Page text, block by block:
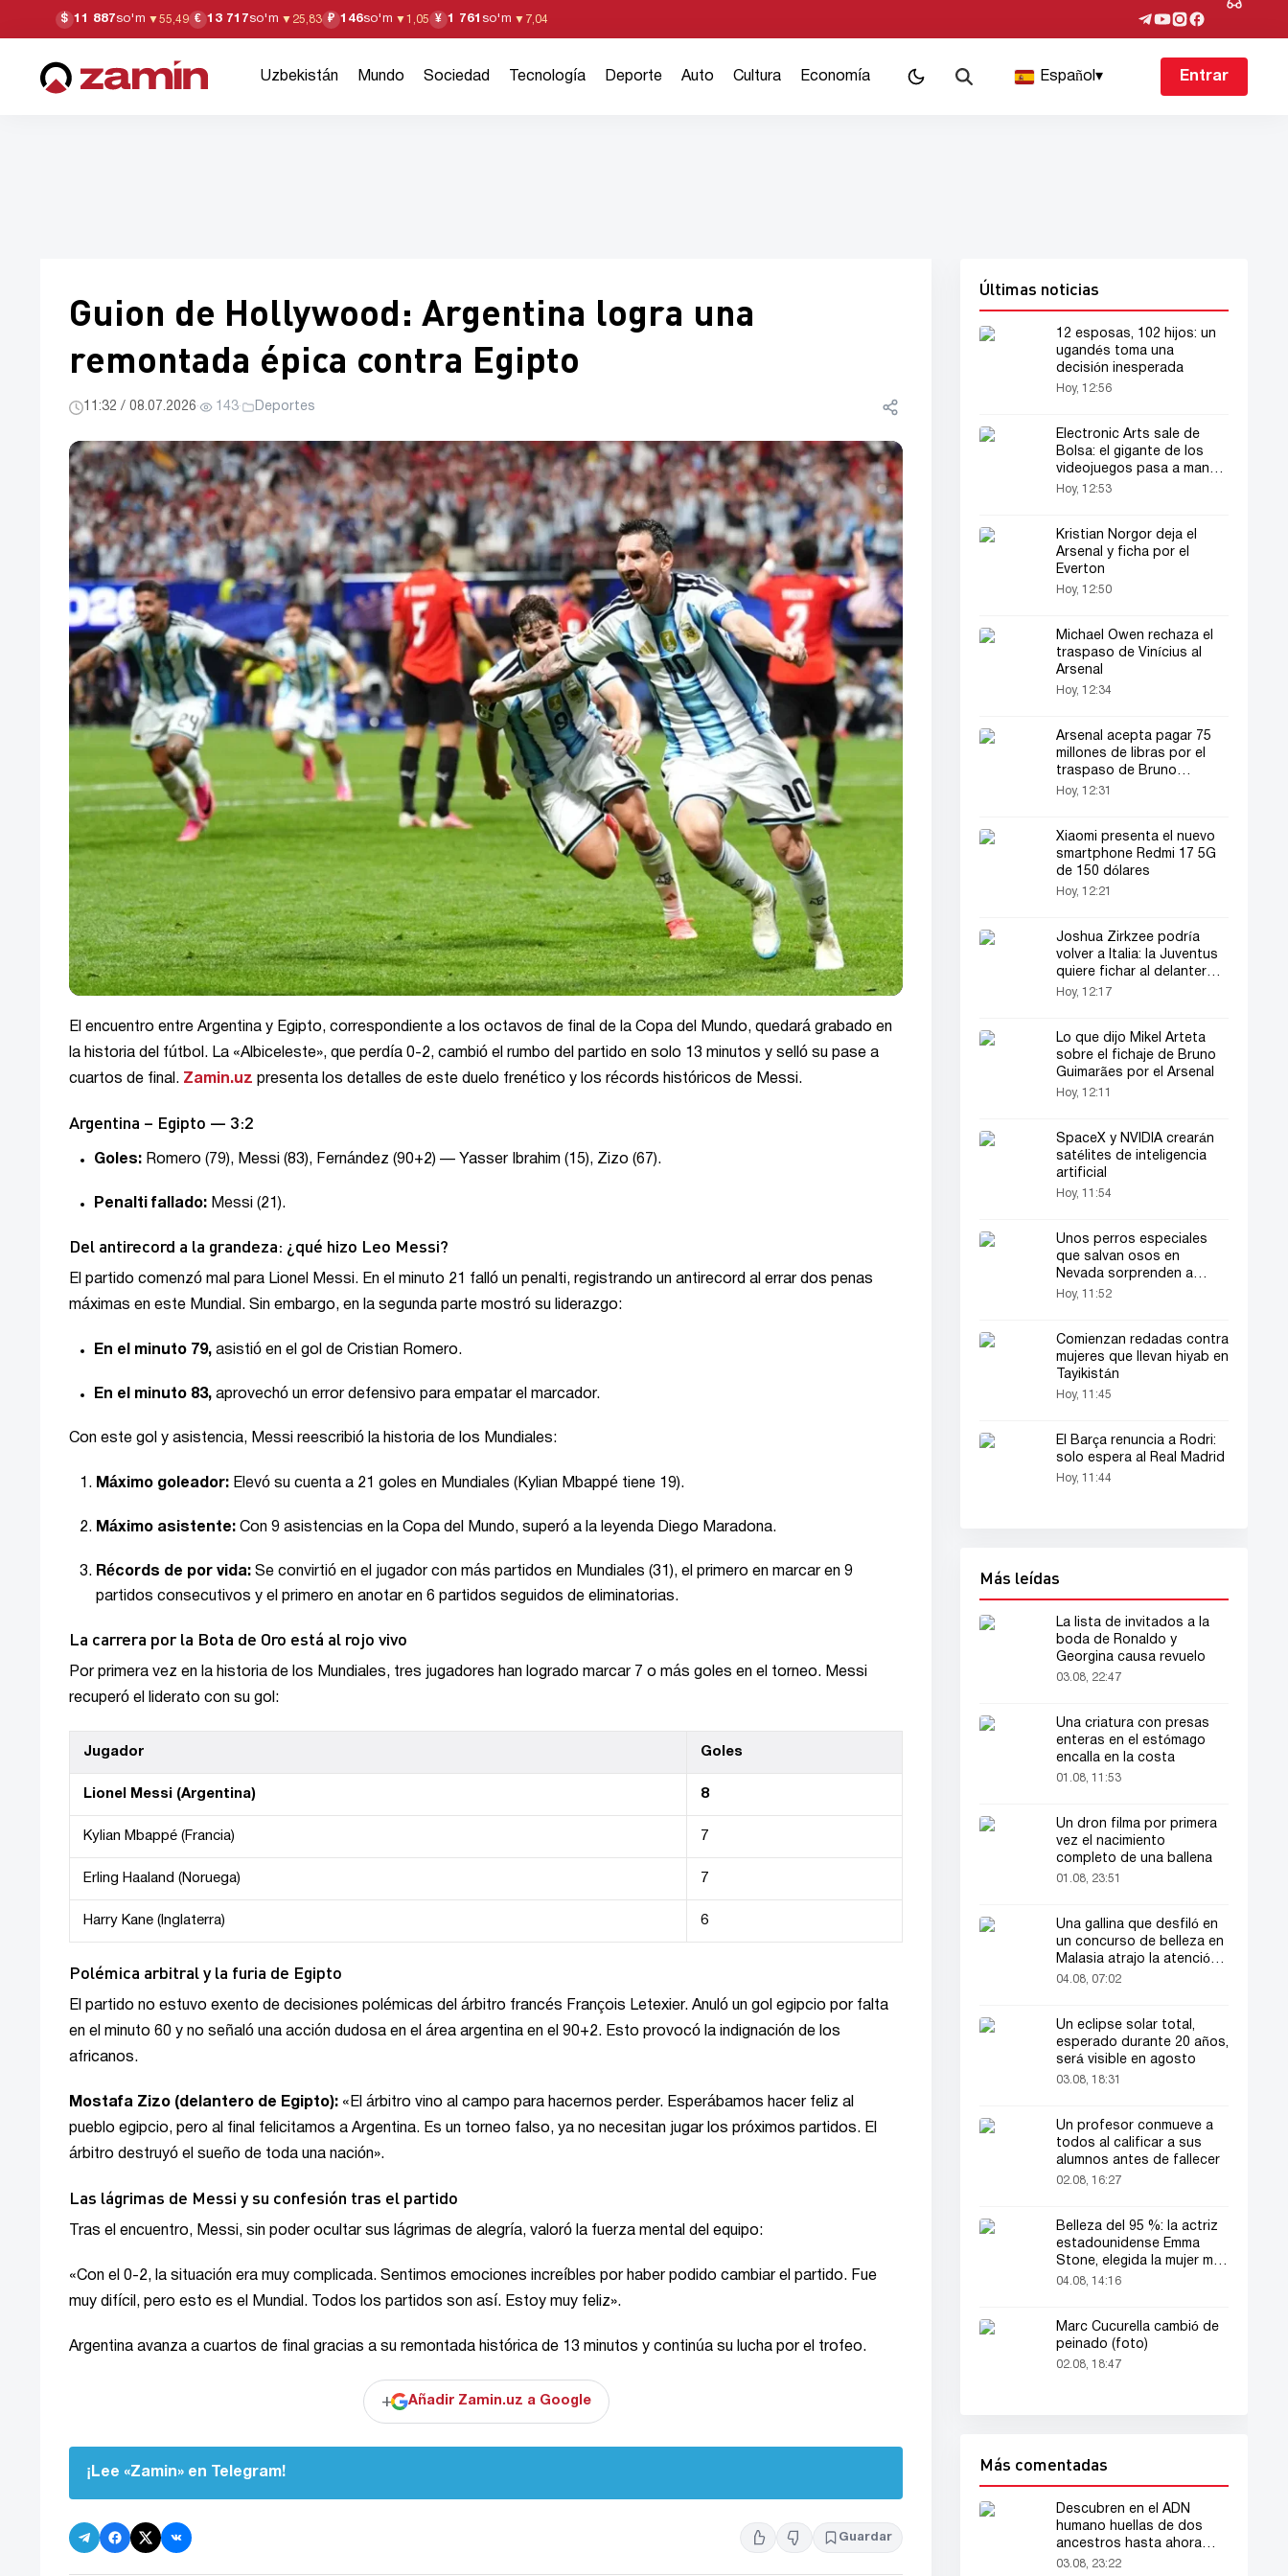
$ 11 887so'm ▼55,49 € 13 717so'm ▼ 25,83 ₽ 146so'm ▼1,05 ¥ 1 761 so'm ▼ 7,04
Uzbekistán Mundo Sociedad Tecnología Deporte Auto Cultura Economía Español▾ Entrar
Guion de Hollywood: Argentina logra una
remontada épica contra Egipto
11:32 / 08.07.2026· 143· Deportes
El encuentro entre Argentina y Egipto, correspondiente a los octavos de final de la Copa del Mundo, quedará grabado en
la historia del fútbol. La «Albiceleste», que perdía 0-2, cambió el rumbo del partido en solo 13 minutos y selló su pase a
cuartos de final. Zamin.uz presenta los detalles de este duelo frenético y los récords históricos de Messi.
Argentina – Egipto — 3:2
Goles: Romero (79), Messi (83), Fernández (90+2) — Yasser Ibrahim (15), Zizo (67).
Penalti fallado: Messi (21).
Del antirecord a la grandeza: ¿qué hizo Leo Messi?
El partido comenzó mal para Lionel Messi. En el minuto 21 falló un penalti, registrando un antirecord al errar dos penas
máximas en este Mundial. Sin embargo, en la segunda parte mostró su liderazgo:
En el minuto 79, asistió en el gol de Cristian Romero.
En el minuto 83, aprovechó un error defensivo para empatar el marcador.
Con este gol y asistencia, Messi reescribió la historia de los Mundiales:
Máximo goleador: Elevó su cuenta a 21 goles en Mundiales (Kylian Mbappé tiene 19).
Máximo asistente: Con 9 asistencias en la Copa del Mundo, superó a la leyenda Diego Maradona.
Récords de por vida: Se convirtió en el jugador con más partidos en Mundiales (31), el primero en marcar en 9
partidos consecutivos y el primero en anotar en 6 partidos seguidos de eliminatorias.
La carrera por la Bota de Oro está al rojo vivo
Por primera vez en la historia de los Mundiales, tres jugadores han logrado marcar 7 o más goles en el torneo. Messi
recuperó el liderato con su gol:
Jugador Goles
Lionel Messi (Argentina) 8
Kylian Mbappé (Francia) 7
Erling Haaland (Noruega) 7
Harry Kane (Inglaterra) 6
Polémica arbitral y la furia de Egipto
El partido no estuvo exento de decisiones polémicas del árbitro francés François Letexier. Anuló un gol egipcio por falta
en el minuto 60 y no señaló una acción dudosa en el área argentina en el 90+2. Esto provocó la indignación de los
africanos.
Mostafa Zizo (delantero de Egipto): «El árbitro vino al campo para hacernos perder. Esperábamos hacer feliz al
pueblo egipcio, pero al final felicitamos a Argentina. Es un torneo falso, ya no necesitan jugar los próximos partidos. El
árbitro destruyó el sueño de toda una nación».
Las lágrimas de Messi y su confesión tras el partido
Tras el encuentro, Messi, sin poder ocultar sus lágrimas de alegría, valoró la fuerza mental del equipo:
«Con el 0-2, la situación era muy complicada. Sentimos emociones increíbles por haber podido cambiar el partido. Fue
muy difícil, pero esto es el Mundial. Todos los partidos son así. Estoy muy feliz».
Argentina avanza a cuartos de final gracias a su remontada histórica de 13 minutos y continúa su lucha por el trofeo.
+ Añadir Zamin.uz a Google
¡Lee «Zamin» en Telegram!
Guardar
Últimas noticias
12 esposas, 102 hijos: un
ugandés toma una
decisión inesperada
Hoy, 12:56
Electronic Arts sale de
Bolsa: el gigante de los
videojuegos pasa a manos
privadas
Hoy, 12:53
Kristian Norgor deja el
Arsenal y ficha por el
Everton
Hoy, 12:50
Michael Owen rechaza el
traspaso de Vinícius al
Arsenal
Hoy, 12:34
Arsenal acepta pagar 75
millones de libras por el
traspaso de Bruno
Guimarães
Hoy, 12:31
Xiaomi presenta el nuevo
smartphone Redmi 17 5G
de 150 dólares
Hoy, 12:21
Joshua Zirkzee podría
volver a Italia: la Juventus
quiere fichar al delantero
como cedido
Hoy, 12:17
Lo que dijo Mikel Arteta
sobre el fichaje de Bruno
Guimarães por el Arsenal
Hoy, 12:11
SpaceX y NVIDIA crearán
satélites de inteligencia
artificial
Hoy, 11:54
Unos perros especiales
que salvan osos en
Nevada sorprenden a
todos
Hoy, 11:52
Comienzan redadas contra
mujeres que llevan hiyab en
Tayikistán
Hoy, 11:45
El Barça renuncia a Rodri:
solo espera al Real Madrid
Hoy, 11:44
Más leídas
La lista de invitados a la
boda de Ronaldo y
Georgina causa revuelo
03.08, 22:47
Una criatura con presas
enteras en el estómago
encalla en la costa
01.08, 11:53
Un dron filma por primera
vez el nacimiento
completo de una ballena
01.08, 23:51
Una gallina que desfiló en
un concurso de belleza en
Malasia atrajo la atención
del público
04.08, 07:02
Un eclipse solar total,
esperado durante 20 años,
será visible en agosto
03.08, 18:31
Un profesor conmueve a
todos al calificar a sus
alumnos antes de fallecer
02.08, 16:27
Belleza del 95 %: la actriz
estadounidense Emma
Stone, elegida la mujer más
bella del mundo
04.08, 14:16
Marc Cucurella cambió de
peinado (foto)
02.08, 18:47
Más comentadas
Descubren en el ADN
humano huellas de dos
ancestros hasta ahora
desconocidos
03.08, 23:22